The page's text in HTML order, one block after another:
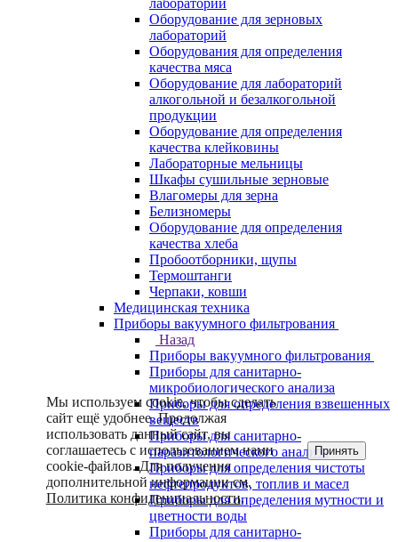
лаборатории
Оборудование для зерновых
лабораторий
Оборудования для определения
качества мяса
Оборудование для лабораторий
алкогольной и безалкогольной
продукции
Оборудование для определения
качества клейковины
Лабораторные мельницы
Шкафы сушильные зерновые
Влагомеры для зерна
Белизномеры
Оборудование для определения
качества хлеба
Пробоотборники, щупы
Термоштанги
Черпаки, ковши
Медицинская техника
Приборы вакуумного фильтрования
Назад
Приборы вакуумного фильтрования
Приборы для санитарно-
микробиологического анализа
Приборы для определения взвешенных
веществ
Приборы для санитарно-
паразитологического анализа
Приборы для определения чистоты
нефтепродуктов, топлив и масел
Приборы для определения мутности и
цветности воды
Приборы для санитарно-
Мы используем cookie, чтобы сделать
сайт ещё удобнее. Продолжая
использовать данный сайт, вы
соглашаетесь с использованием нами
cookie-файлов. Для получения
дополнительной информации см.
Политика конфиденциальности.
Принять